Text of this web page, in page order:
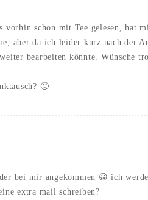
vorhin schon mit Tee gelesen, hat
aber da ich leider kurz nach der
bearbeiten könnte. Wünsche
🙂
bei mir angekommen 😀 ich
extra mail schreiben?